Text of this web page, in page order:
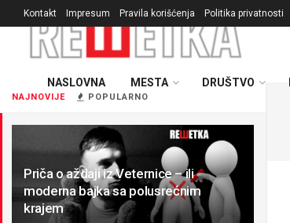
NAJNOVIJE POPULARNO
Priča o aždaji iz Veternice – ili
moderna bajka sa polusrećnim
krajem
Kontakt Impresum Pravila korišćenja Politika privatnosti
NASLOVNA MESTA DRUŠTVO